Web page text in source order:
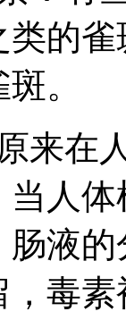
的
。
来在
人
液
毒